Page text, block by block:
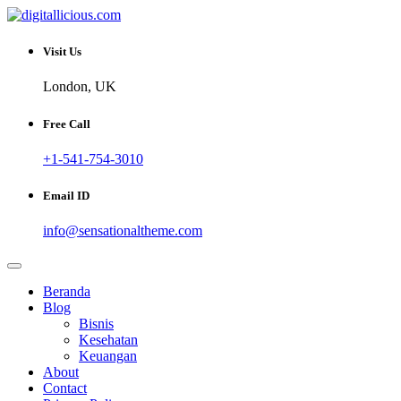
Skip
content
digitallicious.com
Sharing Digital Information
Visit Us
London, UK
Free Call
+1-541-754-3010
Email ID
info@sensationaltheme.com
Beranda
Blog
Bisnis
Kesehatan
Keuangan
About
Contact